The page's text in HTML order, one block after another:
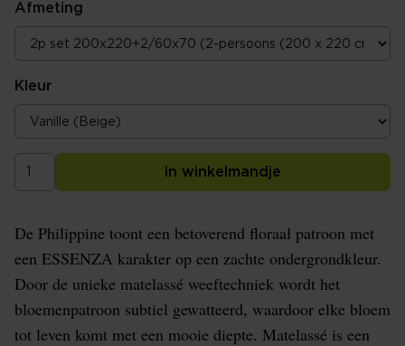
Afmeting
Kleur
in winkelmandje
De Philippine toont een betoverend floraal patroon met
een ESSENZA karakter op een zachte ondergrondkleur.
Door de unieke matelassé weeftechniek wordt het
bloemenpatroon subtiel gewatteerd, waardoor elke bloem
tot leven komt met een mooie diepte. Matelassé is een